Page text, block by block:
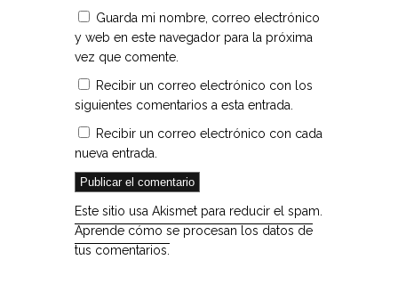
Guarda mi nombre, correo electrónico
y web en este navegador para la próxima
vez que comente.
Recibir un correo electrónico con los
siguientes comentarios a esta entrada.
Recibir un correo electrónico con cada
nueva entrada.
Este sitio usa Akismet para reducir el spam.
Aprende cómo se procesan los datos de
tus comentarios.